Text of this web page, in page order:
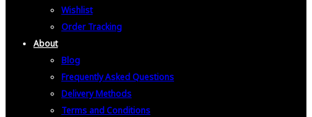
Wishlist
Order Tracking
About
Blog
Frequently Asked Questions
Delivery Methods
Terms and Conditions